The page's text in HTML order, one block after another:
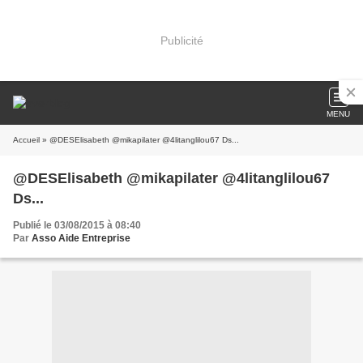
Publicité
MENU
Accueil » @DESElisabeth @mikapilater @4litanglilou67 Ds...
@DESElisabeth @mikapilater @4litanglilou67
Ds...
Publié le 03/08/2015 à 08:40
Par Asso Aide Entreprise